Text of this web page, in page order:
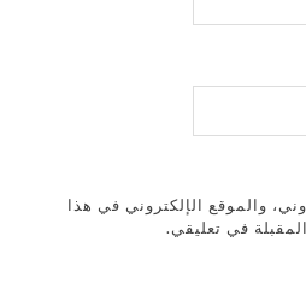
والموقع الإلكتروني في هذا
في تعليقي.